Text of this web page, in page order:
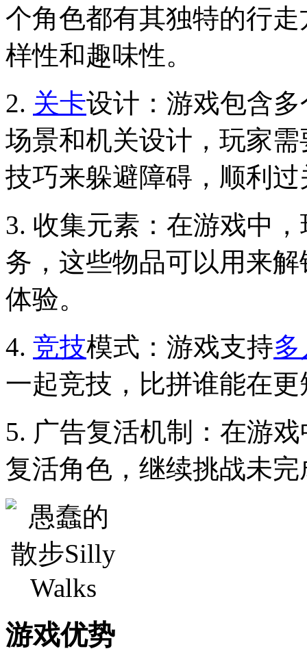
个角色都有其独特的行
样性和趣味性。
2. 关卡设计：游戏包含
场景和机关设计，玩家
技巧来躲避障碍，顺利过
3. 收集元素：在游戏中
务，这些物品可以用来
体验。
4. 竞技模式：游戏支持
一起竞技，比拼谁能在
5. 广告复活机制：在游
复活角色，继续挑战未
游戏优势